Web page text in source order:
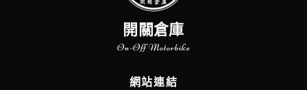
開關倉庫
On-Off Motorbike
網站連結